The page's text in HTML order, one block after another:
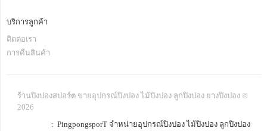
บริการลูกค้า
ติดต่อเรา
การคืนสินค้า
ร้านปิงปองสปอร์ต ขายอุปกรณ์ปิงปอง ไม้ปิงปอง ลูกปิงปอง ยางปิงปอง ©
2026
: PingpongsporT จำหน่ายอุปกรณ์ปิงปอง ไม้ปิงปอง ลูกปิงปอง